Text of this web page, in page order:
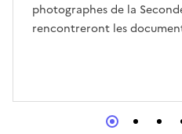
photographes de la
rencontreront les